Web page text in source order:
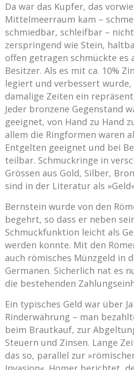
Da war das Kupfer, das
Mittelmeerraum kam –
schmiedbar, schleifbar –
zerspringend wie Stein,
offen getragen schmückte es
Besitzer. Als es mit ca. 10%
legiert und verbessert
damalige Zeiten ein
Jeder bronzene Gegenstand
geeignet, von Hand zu Hand
allem die Ringformen waren
Entgelten geeignet und bei
teilbar. Schmuckringe in
Grössen aus Gold, Silber,
sind in der Literatur als
Bernstein wurde von den
begehrt, so dass er neben
Schmuckfunktion leicht als
werden konnte. Mit den
auch römisches Münzgeld in
Germanen. Sicherlich nat es
die bestehenden
Ein typisches Geld war über
Rinderwährung – man
beim Brautkauf, zur
Steuern und Zinsen. Lange
das so, parallel zur